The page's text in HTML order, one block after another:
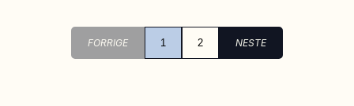
FORRIGE 1 2 NESTE